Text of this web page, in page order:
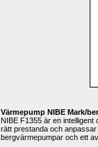
Värmepump NIBE Mark/
NIBE F1355 är en
rätt prestanda och
bergvärmepumpar och ett